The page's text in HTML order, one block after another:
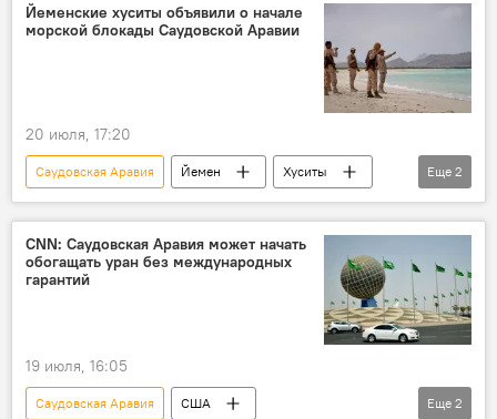
Йеменские хуситы объявили о начале
морской блокады Саудовской Аравии
20 июля, 17:20
Саудовская Аравия Йемен
Хуситы
Конфликт
Блокада
Еще 2
CNN: Саудовская Аравия может начать
обогащать уран без международных
гарантий
19 июля, 16:05
Саудовская Аравия
США
Еще 2